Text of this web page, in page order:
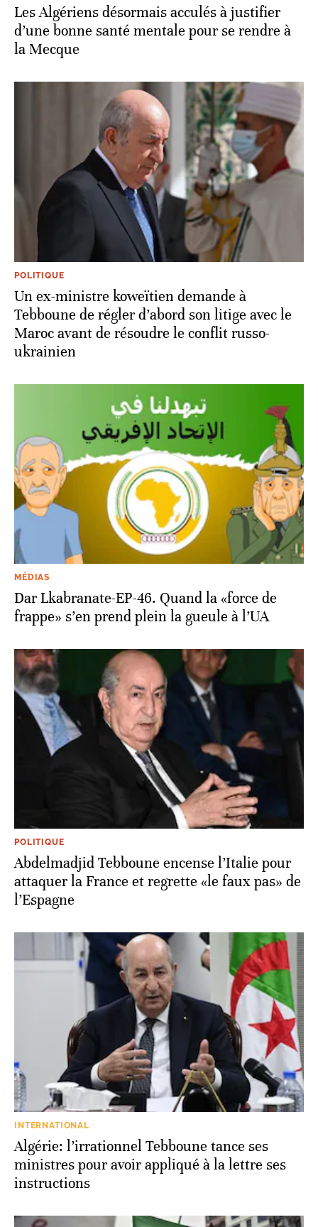
Les Algériens désormais acculés à justifier
d’une bonne santé mentale pour se rendre à
la Mecque
POLITIQUE
Un ex-ministre koweïtien demande à
Tebboune de régler d’abord son litige avec le
Maroc avant de résoudre le conflit russo-
ukrainien
MÉDIAS
Dar Lkabranate-EP-46. Quand la «force de
frappe» s’en prend plein la gueule à l’UA
POLITIQUE
Abdelmadjid Tebboune encense l’Italie pour
attaquer la France et regrette «le faux pas» de
l’Espagne
INTERNATIONAL
Algérie: l’irrationnel Tebboune tance ses
ministres pour avoir appliqué à la lettre ses
instructions